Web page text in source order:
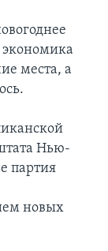
экономика
места, а
Нью-
партия
новых